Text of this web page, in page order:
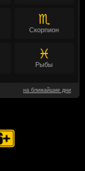
♏
Скорпион
♓
Рыбы
на ближайшие дни